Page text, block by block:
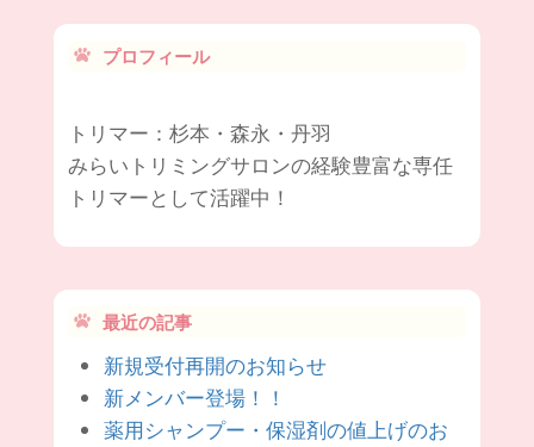
プロフィール
トリマー：杉本・森永・丹羽
みらいトリミングサロンの経験豊富な専任
トリマーとして活躍中！
最近の記事
新規受付再開のお知らせ
新メンバー登場！！
薬用シャンプー・保湿剤の値上げのお